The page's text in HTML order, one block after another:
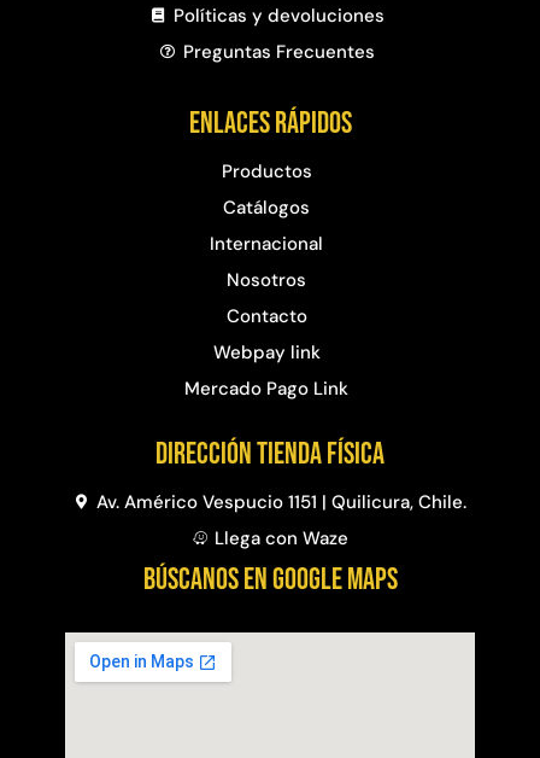
Políticas y devoluciones
Preguntas Frecuentes​
Enlaces rápidos
Productos
Catálogos
Internacional
Nosotros
Contacto
Webpay link
Mercado Pago Link
Dirección Tienda física
Av. Américo Vespucio 1151 | Quilicura, Chile.
Llega con Waze
BÚSCANOS EN GOOGLE MAPS